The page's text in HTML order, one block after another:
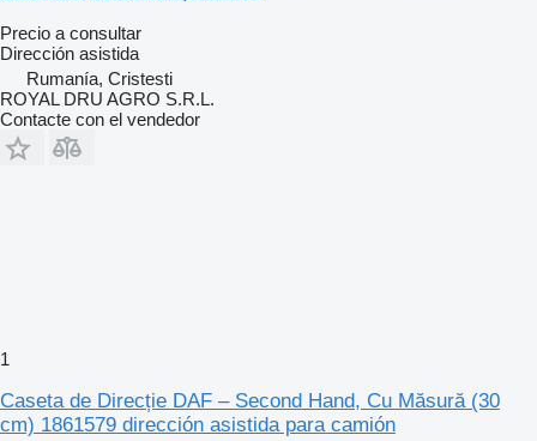
Precio a consultar
Dirección asistida
Rumanía, Cristesti
ROYAL DRU AGRO S.R.L.
Contacte con el vendedor
1
Caseta de Direcție DAF – Second Hand, Cu Măsură (30
cm) 1861579 dirección asistida para camión